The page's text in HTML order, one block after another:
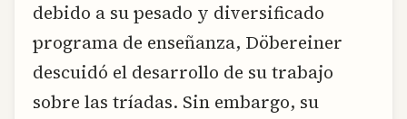
debido a su pesado y diversificado
programa de enseñanza, Döbereiner
descuidó el desarrollo de su trabajo
sobre las tríadas. Sin embargo, su